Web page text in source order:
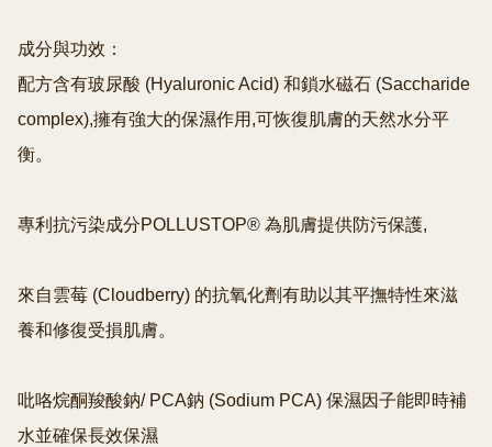
成分與功效：
配方含有玻尿酸 (Hyaluronic Acid) 和鎖水磁石 (Saccharide
complex),擁有強大的保濕作用,可恢復肌膚的天然水分平
衡。
專利抗污染成分POLLUSTOP® 為肌膚提供防污保護,
來自雲莓 (Cloudberry) 的抗氧化劑有助以其平撫特性來滋
養和修復受損肌膚。
吡咯烷酮羧酸鈉/ PCA鈉 (Sodium PCA) 保濕因子能即時補
水並確保長效保濕